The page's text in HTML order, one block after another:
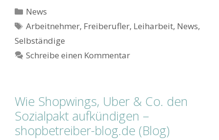
Kategorien
News
Schlagwörter
Arbeitnehmer, Freiberufler, Leiharbeit, News,
Selbständige
Schreibe einen Kommentar
Wie Shopwings, Uber & Co. den
Sozialpakt aufkündigen –
shopbetreiber-blog.de (Blog)